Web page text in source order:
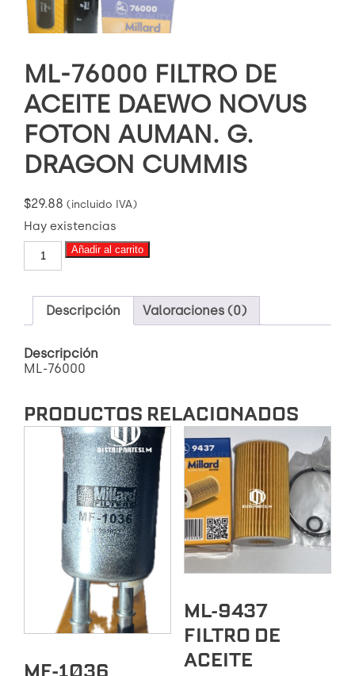
ML-76000 FILTRO DE
ACEITE DAEWO NOVUS
FOTON AUMAN. G.
DRAGON CUMMIS
$29.88 (incluido IVA)
Hay existencias
ML-
76000
DE
ACEITE
DAEWO
FOTON
AUMAN.
CUMMIS
cantidad
Añadir al carrito
Descripción Valoraciones (0)
Descripción
ML-76000
PRODUCTOS RELACIONADOS
MF-1036
ML-9437
FILTRO DE
ACEITE